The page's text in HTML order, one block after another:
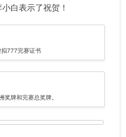
白表示了祝贺！
777完赛证书
牌和完赛总奖牌。